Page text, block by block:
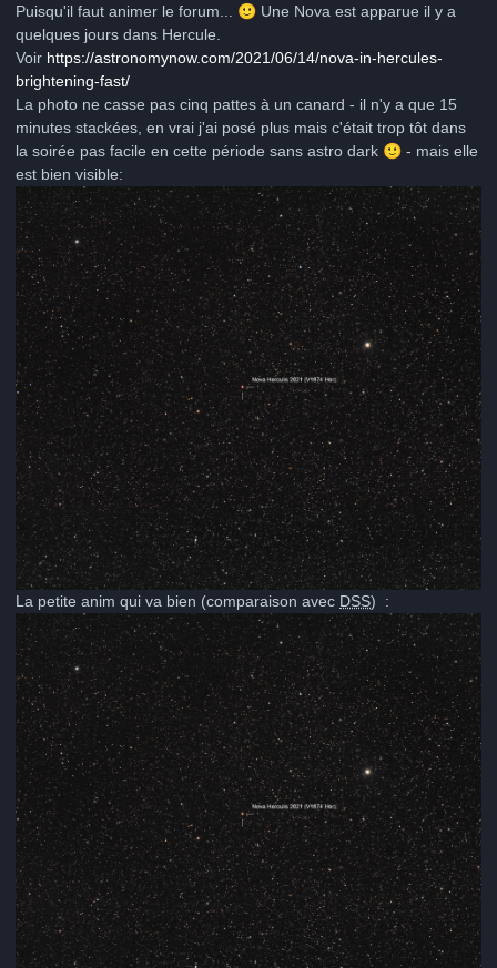
Puisqu'il faut animer le forum... 🙂 Une Nova est apparue il y a
quelques jours dans Hercule.
Voir https://astronomynow.com/2021/06/14/nova-in-hercules-
brightening-fast/
La photo ne casse pas cinq pattes à un canard - il n'y a que 15
minutes stackées, en vrai j'ai posé plus mais c'était trop tôt dans
la soirée pas facile en cette période sans astro dark 🙂 - mais elle
est bien visible:
La petite anim qui va bien (comparaison avec DSS) :